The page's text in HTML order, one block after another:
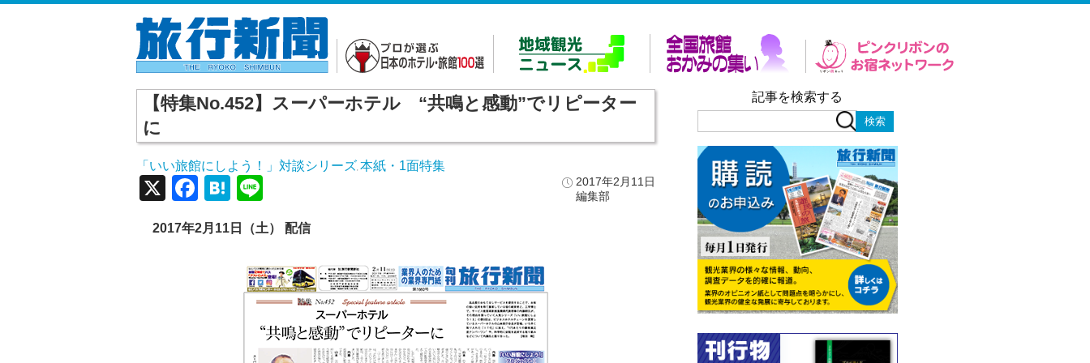
【特集No.452】スーパーホテル “共鳴と感動”でリピーター
に
「いい旅館にしよう！」対談シリーズ ,本紙・1面特集
2017年2月11日
編集部
X Facebook
Hatena
2017年2月11日（土） 配信
記事を検索する